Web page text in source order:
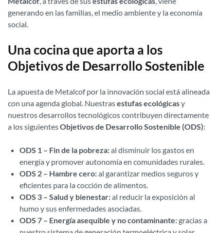
generando en las familias, el medio ambiente y la economía
social.
Una cocina que aporta a los
Objetivos de Desarrollo Sostenible
La apuesta de Metalcof por la innovación social está alineada
con una agenda global. Nuestrasestufas ecológicasy
nuestros desarrollos tecnológicos contribuyen directamente
a los siguientesObjetivos de Desarrollo Sostenible (ODS):
ODS 1 – Fin de la pobreza:al disminuir los gastos en
energía y promover autonomía en comunidades rurales.
ODS 2 – Hambre cero:al garantizar medios seguros y
eficientes para la cocción de alimentos.
ODS 3 – Salud y bienestar:al reducir la exposición al
humo y sus enfermedades asociadas.
ODS 7 – Energía asequible y no contaminante:gracias a